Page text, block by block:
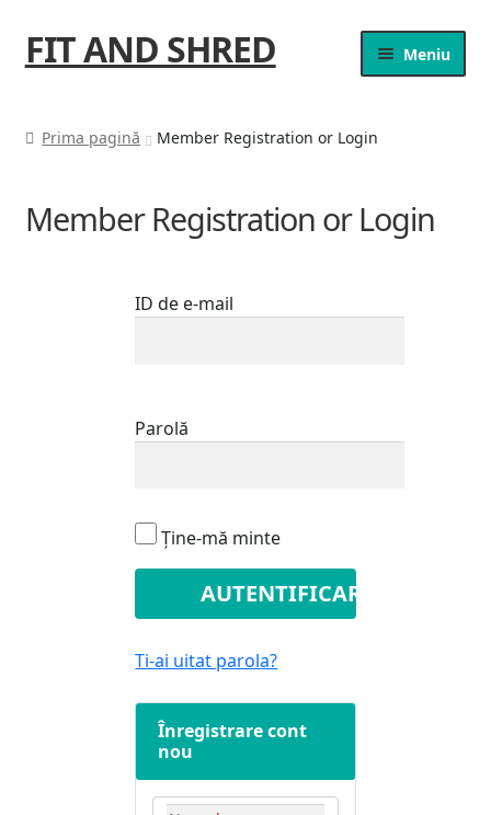
FIT AND SHRED Meniu
Prima pagină Member Registration or Login
Member Registration or Login
ID de e-mail
Parolă
Ține-mă minte
Ti-ai uitat parola?
Înregistrare cont
nou